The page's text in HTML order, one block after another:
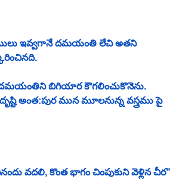
ఇవ్వగానే దమయంతి లేచి అతని
దమయంతిని బిగియార కౌగలించుకొనెను.
అంత:పుర మున మూలనున్న వస్త్రము పై
వదలి, కొంత భాగం చింపుకుని వెళ్లిన చీర"